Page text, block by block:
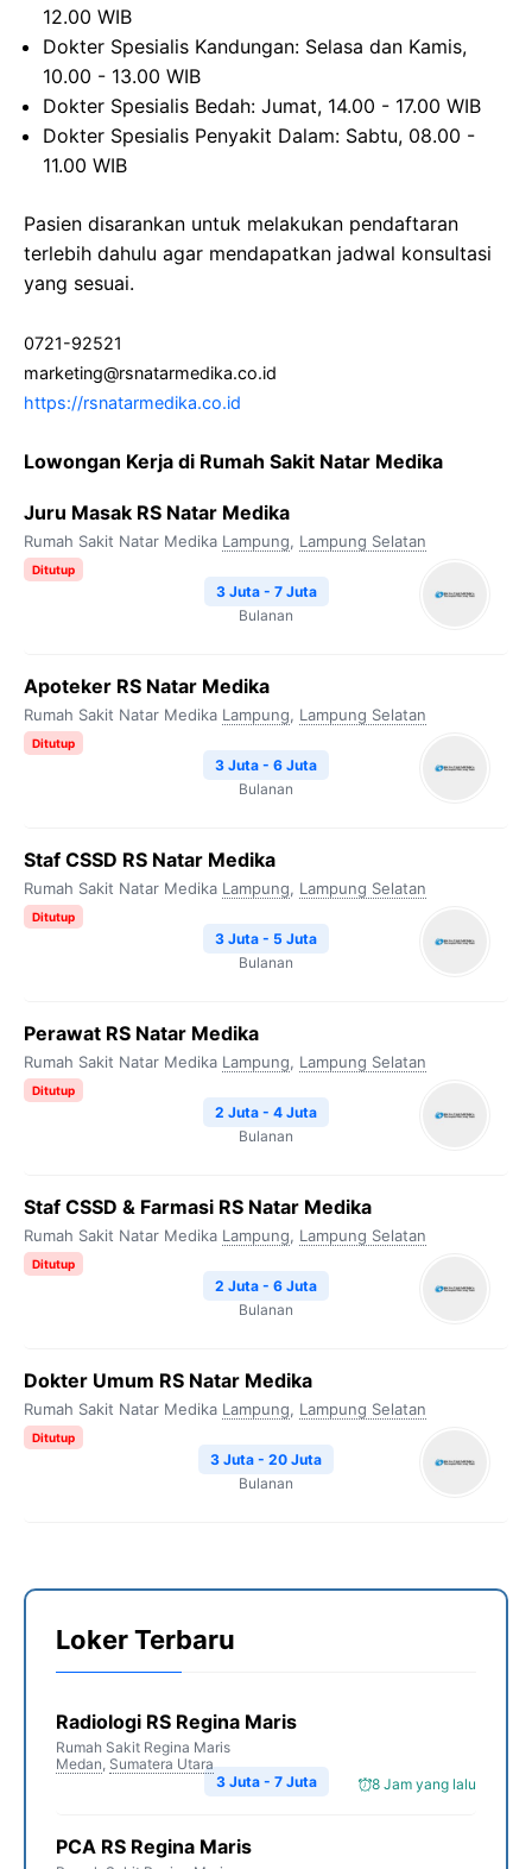
12.00 WIB
Dokter Spesialis Kandungan: Selasa dan Kamis,
10.00 - 13.00 WIB
Dokter Spesialis Bedah: Jumat, 14.00 - 17.00 WIB
Dokter Spesialis Penyakit Dalam: Sabtu, 08.00 -
11.00 WIB
Pasien disarankan untuk melakukan pendaftaran
terlebih dahulu agar mendapatkan jadwal konsultasi
yang sesuai.
0721-92521
marketing@rsnatarmedika.co.id
https://rsnatarmedika.co.id
Lowongan Kerja di Rumah Sakit Natar Medika
Juru Masak RS Natar Medika
Rumah Sakit Natar Medika Lampung, Lampung Selatan
Ditutup
3 Juta - 7 Juta
Bulanan
Apoteker RS Natar Medika
Rumah Sakit Natar Medika Lampung, Lampung Selatan
Ditutup
3 Juta - 6 Juta
Bulanan
Staf CSSD RS Natar Medika
Rumah Sakit Natar Medika Lampung, Lampung Selatan
Ditutup
3 Juta - 5 Juta
Bulanan
Perawat RS Natar Medika
Rumah Sakit Natar Medika Lampung, Lampung Selatan
Ditutup
2 Juta - 4 Juta
Bulanan
Staf CSSD & Farmasi RS Natar Medika
Rumah Sakit Natar Medika Lampung, Lampung Selatan
Ditutup
2 Juta - 6 Juta
Bulanan
Dokter Umum RS Natar Medika
Rumah Sakit Natar Medika Lampung, Lampung Selatan
Ditutup
3 Juta - 20 Juta
Bulanan
Loker Terbaru
Radiologi RS Regina Maris
Rumah Sakit Regina Maris
Medan, Sumatera Utara
8 Jam yang lalu
3 Juta - 7 Juta
PCA RS Regina Maris